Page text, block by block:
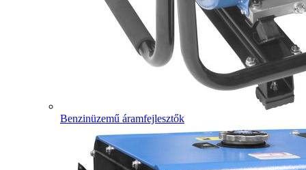
Benzinüzemű áramfejlesztők